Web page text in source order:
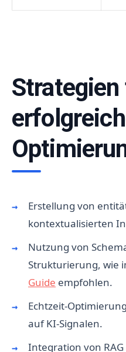
Erstellung von
kontextualisierten
Nutzung von
Strukturierung, wie
Guide empfohlen.
Echtzeit-
auf KI-Signalen.
Integration von